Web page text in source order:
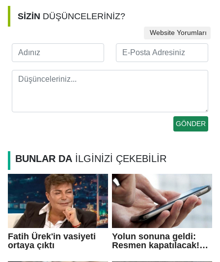
SİZİN DÜŞÜNCELERİNİZ?
Website Yorumları
BUNLAR DA İLGİNİZİ ÇEKEBİLİR
Fatih Ürek'in vasiyeti
ortaya çıktı
Yolun sonuna geldi:
Resmen kapatılacak!